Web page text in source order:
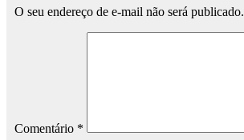
O seu endereço de e-mail não será publicado.
Comentário *